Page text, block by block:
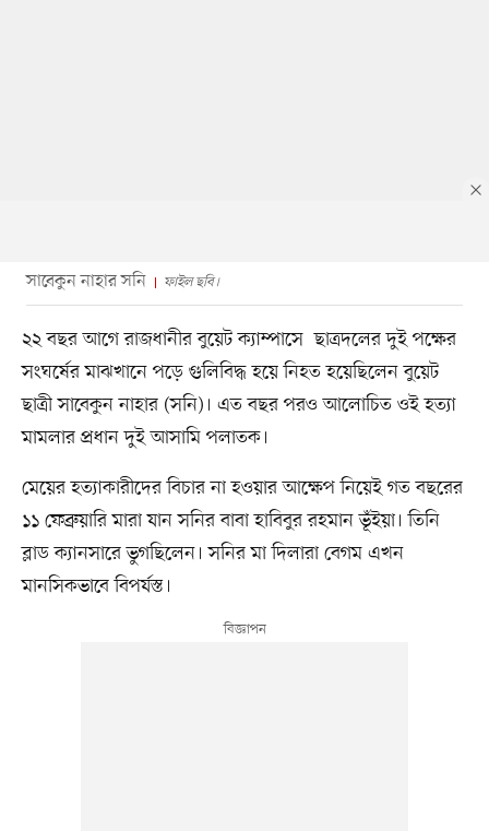
সাবেকুন নাহার সনি ফাইল ছবি।
২২ বছর আগে রাজধানীর বুয়েট ক্যাম্পাসে ছাত্রদলের দুই পক্ষের
সংঘর্ষের মাঝখানে পড়ে গুলিবিদ্ধ হয়ে নিহত হয়েছিলেন বুয়েট
ছাত্রী সাবেকুন নাহার (সনি)। এত বছর পরও আলোচিত ওই হত্যা
মামলার প্রধান দুই আসামি পলাতক।
মেয়ের হত্যাকারীদের বিচার না হওয়ার আক্ষেপ নিয়েই গত বছরের
১১ ফেব্রুয়ারি মারা যান সনির বাবা হাবিবুর রহমান ভূঁইয়া। তিনি
ব্লাড ক্যানসারে ভুগছিলেন। সনির মা দিলারা বেগম এখন
মানসিকভাবে বিপর্যস্ত।